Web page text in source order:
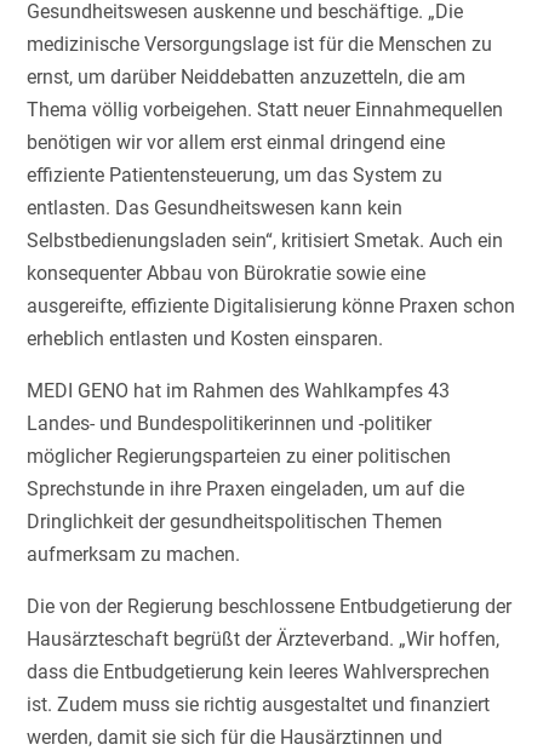
Gesundheitswesen auskenne und beschäftige. „Die
medizinische Versorgungslage ist für die Menschen zu
ernst, um darüber Neiddebatten anzuzetteln, die am
Thema völlig vorbeigehen. Statt neuer Einnahmequellen
benötigen wir vor allem erst einmal dringend eine
effiziente Patientensteuerung, um das System zu
entlasten. Das Gesundheitswesen kann kein
Selbstbedienungsladen sein“, kritisiert Smetak. Auch ein
konsequenter Abbau von Bürokratie sowie eine
ausgereifte, effiziente Digitalisierung könne Praxen schon
erheblich entlasten und Kosten einsparen.
MEDI GENO hat im Rahmen des Wahlkampfes 43
Landes- und Bundespolitikerinnen und -politiker
möglicher Regierungsparteien zu einer politischen
Sprechstunde in ihre Praxen eingeladen, um auf die
Dringlichkeit der gesundheitspolitischen Themen
aufmerksam zu machen.
Die von der Regierung beschlossene Entbudgetierung der
Hausärzteschaft begrüßt der Ärzteverband. „Wir hoffen,
dass die Entbudgetierung kein leeres Wahlversprechen
ist. Zudem muss sie richtig ausgestaltet und finanziert
werden, damit sie sich für die Hausärztinnen und